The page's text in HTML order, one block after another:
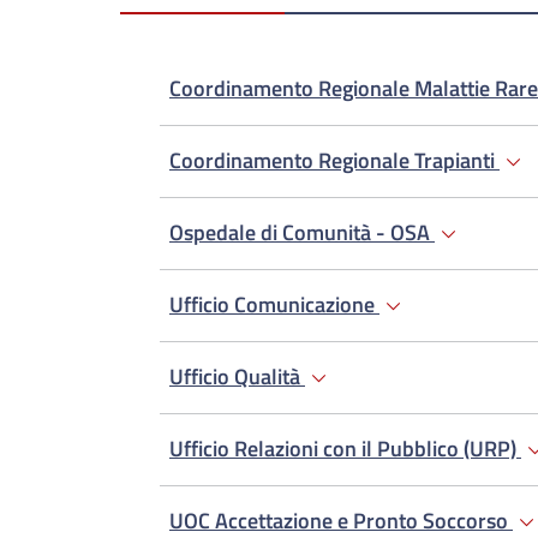
Coordinamento Regionale Malattie
Coordinamento Regionale Trapianti
Ospedale di Comunità - OSA
Ufficio Comunicazione
Ufficio Qualità
Ufficio Relazioni con il Pubblico (URP)
UOC Accettazione e Pronto Soccorso